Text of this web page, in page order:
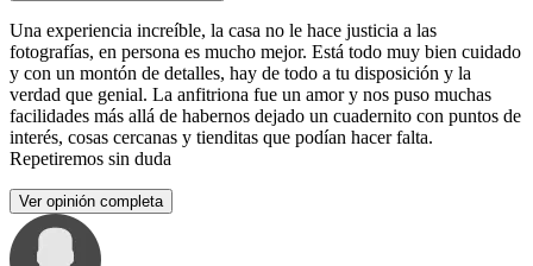
Una experiencia increíble, la casa no le hace justicia a las
fotografías, en persona es mucho mejor. Está todo muy bien cuidado
y con un montón de detalles, hay de todo a tu disposición y la
verdad que genial. La anfitriona fue un amor y nos puso muchas
facilidades más allá de habernos dejado un cuadernito con puntos de
interés, cosas cercanas y tienditas que podían hacer falta.
Repetiremos sin duda
Ver opinión completa